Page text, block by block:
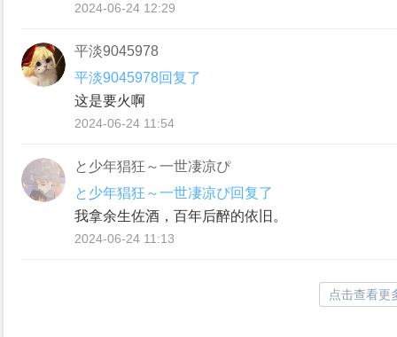
2024-06-24 12:29
平淡9045978
平淡9045978回复了
这是要火啊
2024-06-24 11:54
と少年猖狂～一世凄凉ぴ
と少年猖狂～一世凄凉ぴ回复了
我拿余生佐酒，百年后醉的依旧。
2024-06-24 11:13
点击查看更